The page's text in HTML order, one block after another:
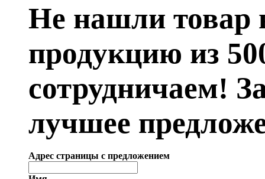
Не нашли товар
продукцию из
сотрудничаем!
лучшее
Адрес страницы с предложением